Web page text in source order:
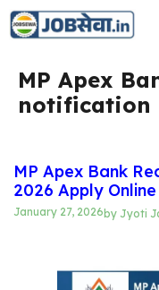
Skip
MP Apex
notification
MP Apex Bank
2026 Apply
January 27, 2026 by Jyoti